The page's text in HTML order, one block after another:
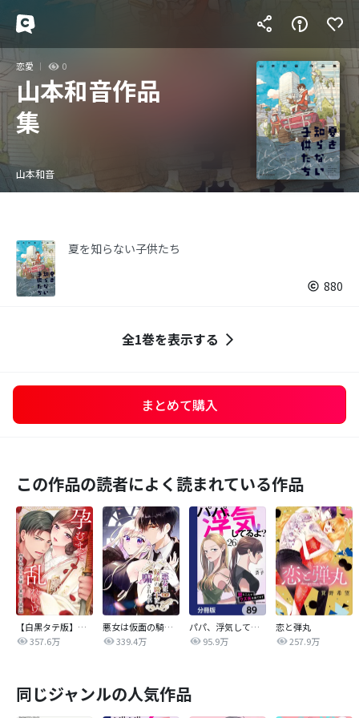
恋愛 0
山本和音作品
集
山本和音
夏を知らない子供たち
880
全1巻を表示する
まとめて購入
この作品の読者によく読まれている作品
【白黒タテ版】孕むまで乱れいけ～身代わり花嫁と軍服の猛愛
357.6万
悪女は仮面の騎士に騙されない
339.4万
パパ、浮気してるよ？娘と二人でクズ夫を捨てます【分冊版】
95.9万
恋と弾丸
257.9万
同じジャンルの人気作品